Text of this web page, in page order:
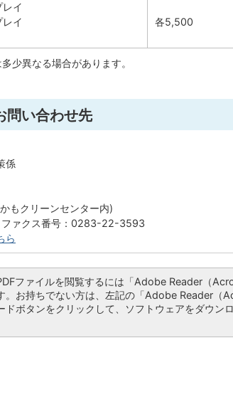
イ
イ
各5,500
少異なる場合があります。
問い合わせ先
係
もクリーンセンター内)
ァクス番号：0283-22-3593
ら
ファイルを閲覧するには「Adobe Reader（
。お持ちでない方は、左記の「Adobe Reader（
ドボタンをクリックして、ソフトウェアをダウン